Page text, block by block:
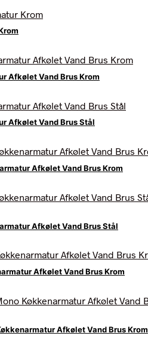
Afkølet Vand Brus Krom
Afkølet Vand Brus Stål
Afkølet Vand Brus Krom
Afkølet Vand Brus Stål
Afkølet Vand Brus Krom
Afkølet Vand Brus Krom